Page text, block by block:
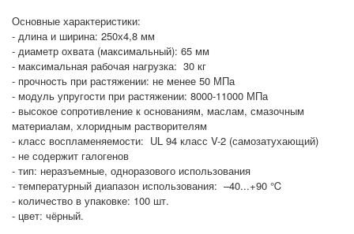
Основные характеристики:
- длина и ширина: 250х4,8 мм
- диаметр охвата (максимальный): 65 мм
- максимальная рабочая нагрузка: 30 кг
- прочность при растяжении: не менее 50 МПа
- модуль упругости при растяжении: 8000-11000 МПа
- высокое сопротивление к основаниям, маслам, смазочным
материалам, хлоридным растворителям
- класс воспламеняемости: UL 94 класс V-2 (самозатухающий)
- не содержит галогенов
- тип: неразъемные, одноразового использования
- температурный диапазон использования: –40...+90 ℃
- количество в упаковке: 100 шт.
- цвет: чёрный.